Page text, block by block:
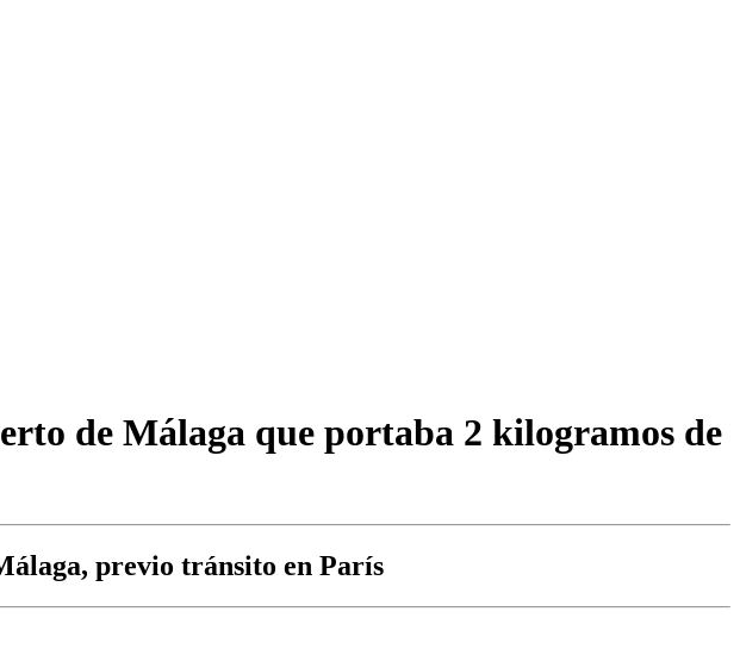
de Málaga que portaba 2 kilogramos de
previo tránsito en París